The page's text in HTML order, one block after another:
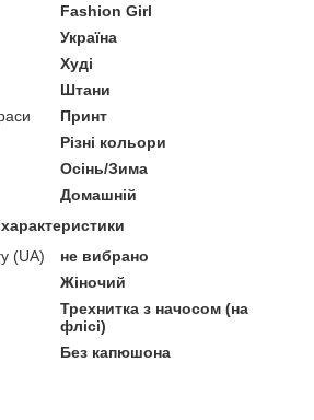
Fashion Girl
Україна
Худі
Штани
Принт
Різні кольори
Осінь/Зима
Домашній
(UA)
не вибрано
Жіночий
Трехнитка з начосом (на
флісі)
Без капюшона